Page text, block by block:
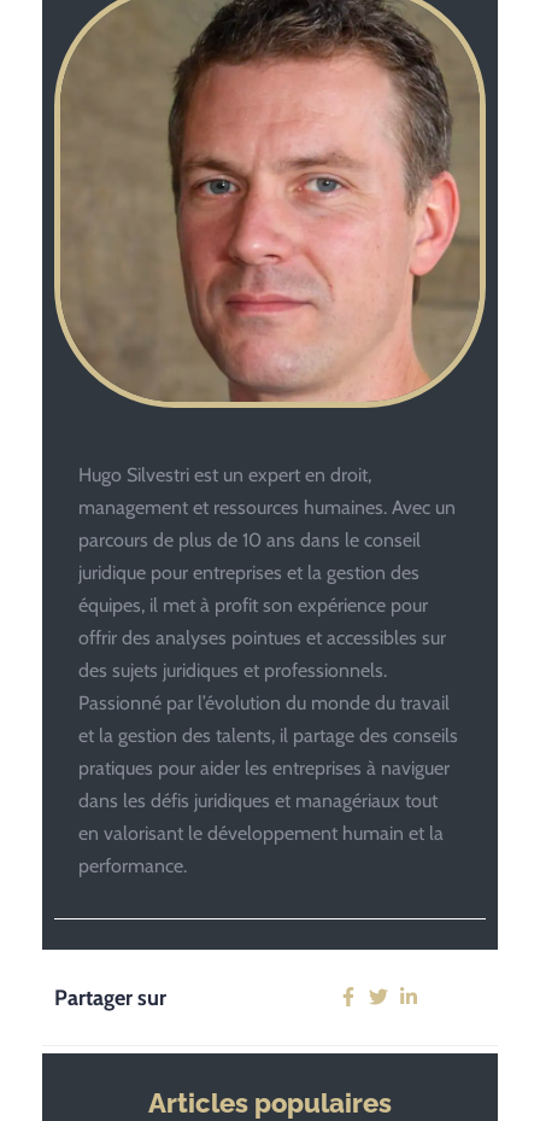
Hugo Silvestri est un expert en droit,
management et ressources humaines. Avec un
parcours de plus de 10 ans dans le conseil
juridique pour entreprises et la gestion des
équipes, il met à profit son expérience pour
offrir des analyses pointues et accessibles sur
des sujets juridiques et professionnels.
Passionné par l’évolution du monde du travail
et la gestion des talents, il partage des conseils
pratiques pour aider les entreprises à naviguer
dans les défis juridiques et managériaux tout
en valorisant le développement humain et la
performance.
Partager sur
Articles populaires